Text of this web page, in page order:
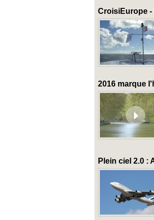
CroisiEurope -
2016 marque
Plein ciel 2.0 :